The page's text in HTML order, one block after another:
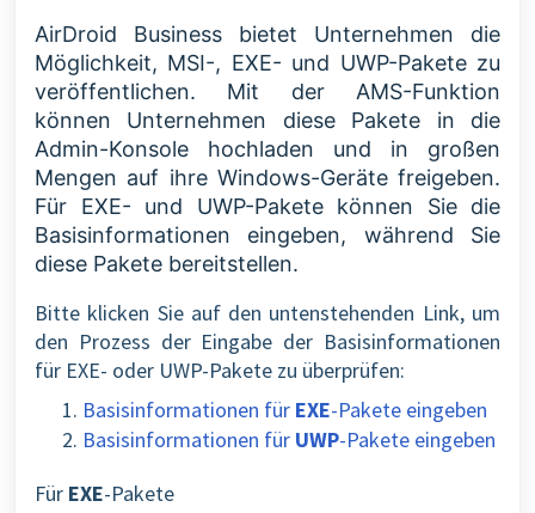
AirDroid Business bietet Unternehmen die
Möglichkeit, MSI-, EXE- und UWP-Pakete zu
veröffentlichen. Mit der AMS-Funktion
können Unternehmen diese Pakete in die
Admin-Konsole hochladen und in großen
Mengen auf ihre Windows-Geräte freigeben.
Für EXE- und UWP-Pakete können Sie die
Basisinformationen eingeben, während Sie
diese Pakete bereitstellen.
Bitte klicken Sie auf den untenstehenden Link, um
den Prozess der Eingabe der Basisinformationen
für EXE- oder UWP-Pakete zu überprüfen:
Basisinformationen für EXE-Pakete eingeben
Basisinformationen für UWP-Pakete eingeben
Für EXE-Pakete